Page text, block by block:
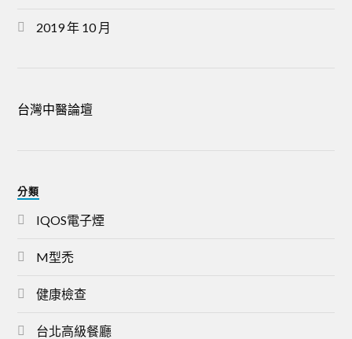
2019 年 10 月
台灣中醫論壇
分類
IQOS電子煙
M型禿
健康檢查
台北高級餐廳